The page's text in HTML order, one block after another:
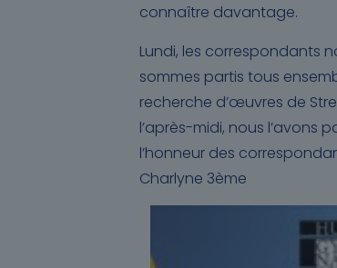
connaître davantage.
Lundi, les correspondants
sommes partis tous
recherche d’œuvres de
l’après-midi, nous l’avons
l’honneur des
Charlyne 3ème